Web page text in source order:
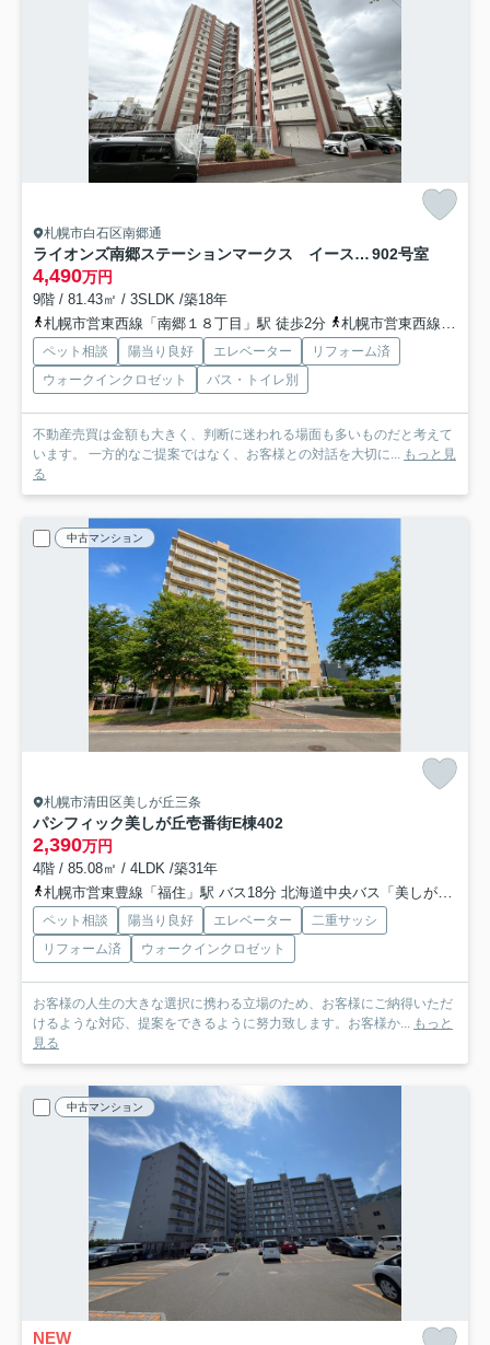
札幌市白石区南郷通
ライオンズ南郷ステーションマークス イースト棟 902号室
4,490万円
9階 / 81.43㎡ / 3SLDK /築18年
札幌市営東西線「南郷１８丁目」駅 徒歩2分
札幌市営東西線「南郷１３丁目」駅 徒歩16分
ペット相談 陽当り良好 エレベーター
リフォーム済
ウォークインクロゼット
バス・トイレ別
不動産売買は金額も大きく、判断に迷われる場面も多いものだと考えて
います。 一方的なご提案ではなく、お客様との対話を大切に... もっと見
る
中古マンション
札幌市清田区美しが丘三条
パシフィック美しが丘壱番街E棟402
2,390万円
4階 / 85.08㎡ / 4LDK /築31年
札幌市営東豊線「福住」駅 バス18分 北海道中央バス「美しが丘３条６丁目」 停歩5分
ペット相談 陽当り良好 エレベーター
二重サッシ
リフォーム済
ウォークインクロゼット
お客様の人生の大きな選択に携わる立場のため、お客様にご納得いただ
けるような対応、提案をできるように努力致します。お客様か... もっと
見る
中古マンション
NEW